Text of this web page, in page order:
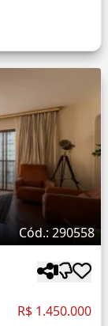
Cód.: 290558
R$ 1.450.000